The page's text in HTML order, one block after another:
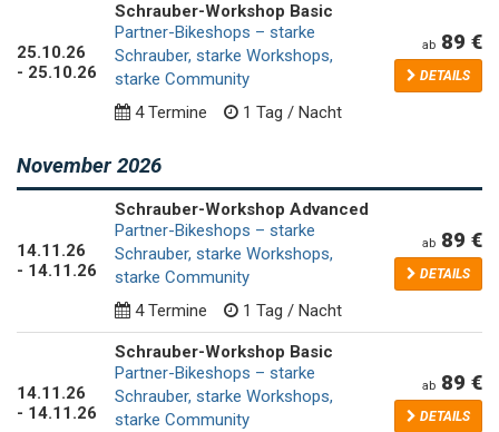
25.10.26
- 25.10.26
Schrauber-Workshop Basic
Partner-Bikeshops – starke
Schrauber, starke Workshops,
starke Community
4 Termine
1 Tag / Nacht
ab 89 €
DETAILS
November 2026
14.11 .26
- 14.11 .26
Schrauber-Workshop Advanced
Partner-Bikeshops – starke
Schrauber, starke Workshops,
starke Community
4 Termine
1 Tag / Nacht
ab 89 €
DETAILS
14.11 .26
- 14.11 .26
Schrauber-Workshop Basic
Partner-Bikeshops – starke
Schrauber, starke Workshops,
starke Community
ab 89 €
DETAILS